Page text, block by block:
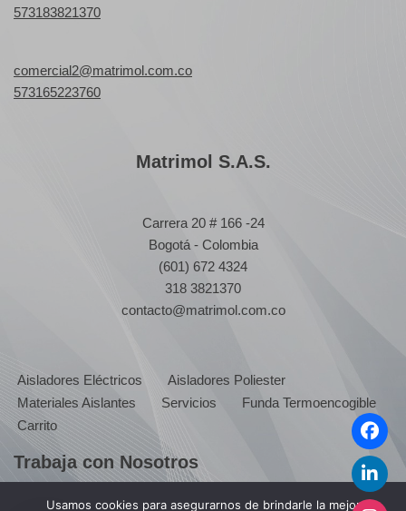
573183821370
comercial2@matrimol.com.co
573165223760
Matrimol S.A.S.
Carrera 20 # 166 -24
Bogotá - Colombia
(601) 672 4324
318 3821370
contacto@matrimol.com.co
Aisladores Eléctricos
Aisladores Poliester
Materiales Aislantes
Servicios
Funda Termoencogible
Carrito
Trabaja con Nosotros
Usamos cookies para asegurarnos de brindarle la mejor